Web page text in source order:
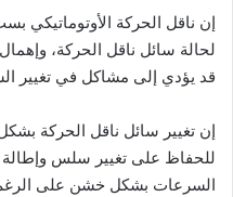
إن ناقل الحركة
لحالة سائل ناقل الحركة،
قد يؤدي إلى مشاكل في تغيير
للحفاظ على تغيير سلس وإطالة
السرعات بشكل خشن على